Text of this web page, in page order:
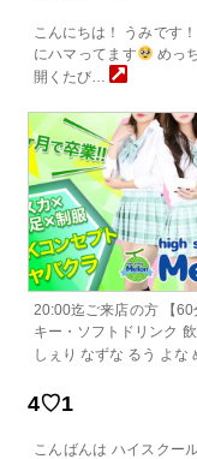
こんにちは！ うみです
にハマってます
めっ
開くたび…
20:00迄ご来店の方 【
キー・ソフトドリンク
しぇり なずな るう よ
4♡1
こんばんは ハイスクー